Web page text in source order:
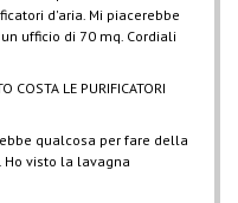
d'aria. Mi piacerebbe
ufficio di 70 mq. Cordiali
COSTA LE PURIFICATORI
qualcosa per fare della
visto la lavagna